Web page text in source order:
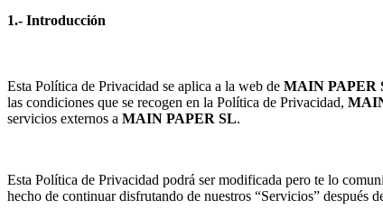
1.- Introducción
Esta Política de Privacidad se aplica a la web de MAIN PAPER
las condiciones que se recogen en la Política de Privacidad,
servicios externos a MAIN PAPER SL.
Esta Política de Privacidad podrá ser modificada pero te lo
hecho de continuar disfrutando de nuestros “Servicios” después